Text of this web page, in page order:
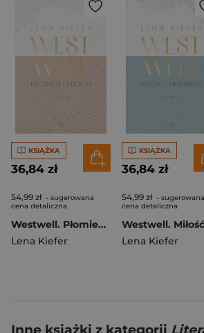
KSIĄŻKA
36,84 zł
54,99 zł - sugerowana
cena detaliczna
Westwell. Płomień i proch
Lena Kiefer
KSIĄŻKA
36,84 zł
54,99 zł - sugerowana
cena detaliczna
Lena Kiefer